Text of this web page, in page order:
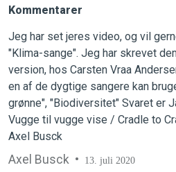
Kommentarer
Jeg har set jeres video, og vil
"Klima-sange". Jeg har skrevet
version, hos Carsten Vraa
en af de dygtige sangere kan
grønne", "Biodiversitet" Svaret er
Vugge til vugge vise / Cradle to
Axel Busck
Axel Busck 13. juli 2020